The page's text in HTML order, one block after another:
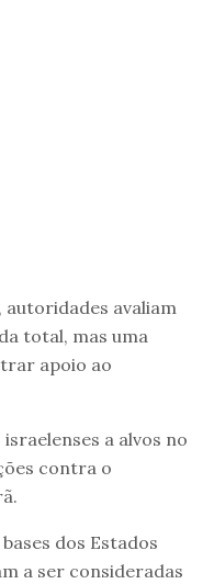
autoridades avaliam
total, mas uma
apoio ao
a alvos no
contra o
dos Estados
a ser consideradas